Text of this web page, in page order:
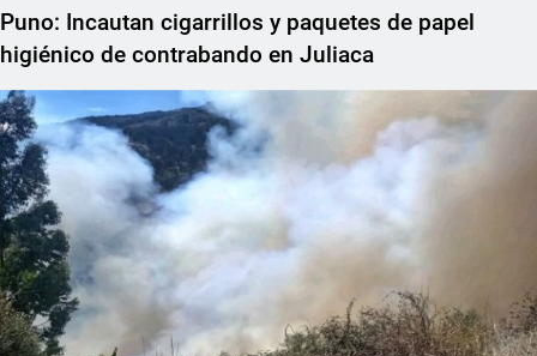
Puno: Incautan cigarrillos y paquetes de papel
higiénico de contrabando en Juliaca